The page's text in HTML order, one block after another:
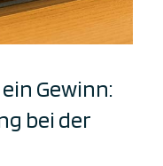
Gewinn:
bei der